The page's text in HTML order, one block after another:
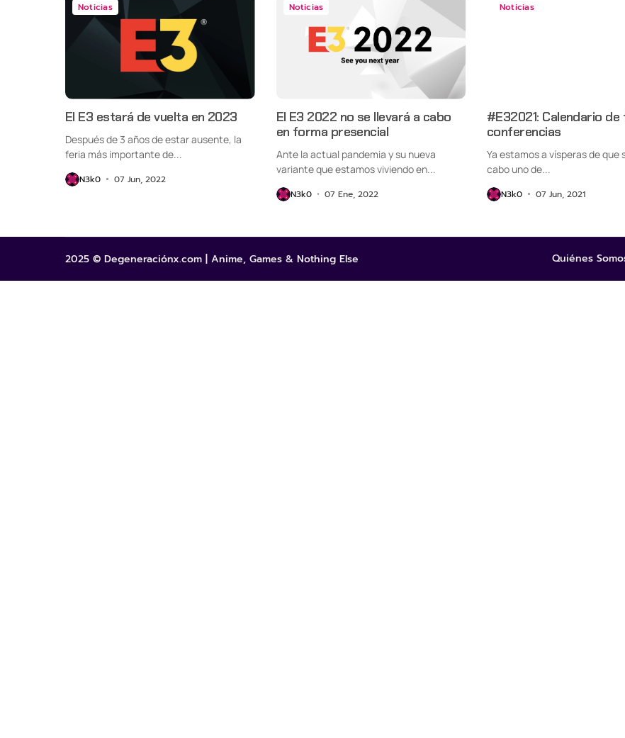
Noticias
El E3 estará de vuelta en 2023
Después de 3 años de estar ausente, la
feria más importante de...
N3k0 07 Jun, 2022
Noticias
El E3 2022 no se llevará a cabo
en forma presencial
Ante la actual pandemia y su nueva
variante que estamos viviendo en...
N3k0 07 Ene, 2022
Noticias
#E32021: Calendario
conferencias
Ya estamos a vísperas de que
cabo uno de...
N3k0 07 Jun, 2021
2025 © Degeneraciónx.com | Anime, Games & Nothing Else Quiénes